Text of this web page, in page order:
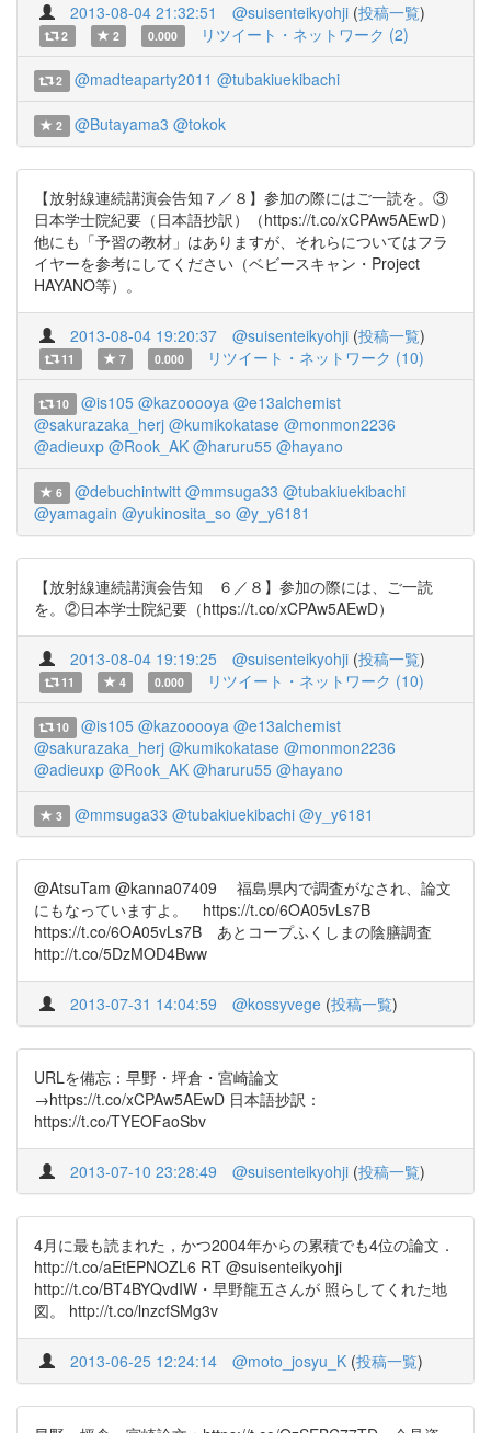
2013-08-04 21:32:51 @suisenteikyohji (投稿一覧)
2 2 0.000 リツイート・ネットワーク (2)
2 @madteaparty2011 @tubakiuekibachi
2 @Butayama3 @tokok
【放射線連続講演会告知７／８】参加の際にはご一読を。③
日本学士院紀要（日本語抄訳）（https://t.co/xCPAw5AEwD）
他にも「予習の教材」はありますが、それらについてはフラ
イヤーを参考にしてください（ベビースキャン・Project
HAYANO等）。
2013-08-04 19:20:37 @suisenteikyohji (投稿一覧)
11 7 0.000 リツイート・ネットワーク (10)
10 @is105 @kazooooya @e13alchemist
@sakurazaka_herj @kumikokatase @monmon2236
@adieuxp @Rook_AK @haruru55 @hayano
6 @debuchintwitt @mmsuga33 @tubakiuekibachi
@yamagain @yukinosita_so @y_y6181
【放射線連続講演会告知 ６／８】参加の際には、ご一読
を。②日本学士院紀要（https://t.co/xCPAw5AEwD）
2013-08-04 19:19:25 @suisenteikyohji (投稿一覧)
11 4 0.000 リツイート・ネットワーク (10)
10 @is105 @kazooooya @e13alchemist
@sakurazaka_herj @kumikokatase @monmon2236
@adieuxp @Rook_AK @haruru55 @hayano
3 @mmsuga33 @tubakiuekibachi @y_y6181
@AtsuTam @kanna07409 福島県内で調査がなされ、論文
にもなっていますよ。 https://t.co/6OA05vLs7B
https://t.co/6OA05vLs7B あとコープふくしまの陰膳調査
http://t.co/5DzMOD4Bww
2013-07-31 14:04:59 @kossyvege (投稿一覧)
URLを備忘：早野・坪倉・宮崎論文
→https://t.co/xCPAw5AEwD 日本語抄訳：
https://t.co/TYEOFaoSbv
2013-07-10 23:28:49 @suisenteikyohji (投稿一覧)
4月に最も読まれた，かつ2004年からの累積でも4位の論文．
http://t.co/aEtEPNOZL6 RT @suisenteikyohji
http://t.co/BT4BYQvdIW・早野龍五さんが 照らしてくれた地
図。 http://t.co/lnzcfSMg3v
2013-06-25 12:24:14 @moto_josyu_K (投稿一覧)